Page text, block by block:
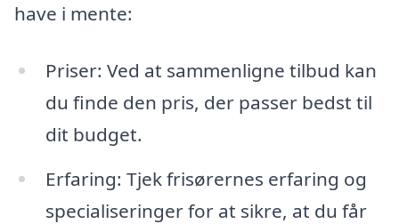
have i mente:
Priser: Ved at sammenligne tilbud kan
du finde den pris, der passer bedst til
dit budget.
Erfaring: Tjek frisørernes erfaring og
specialiseringer for at sikre, at du får